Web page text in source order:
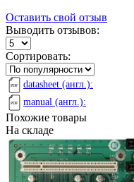
Оставить свой отзыв
Выводить отзывов:
Сортировать:
datasheet (англ.):
manual (англ.):
Похожие товары
На складе